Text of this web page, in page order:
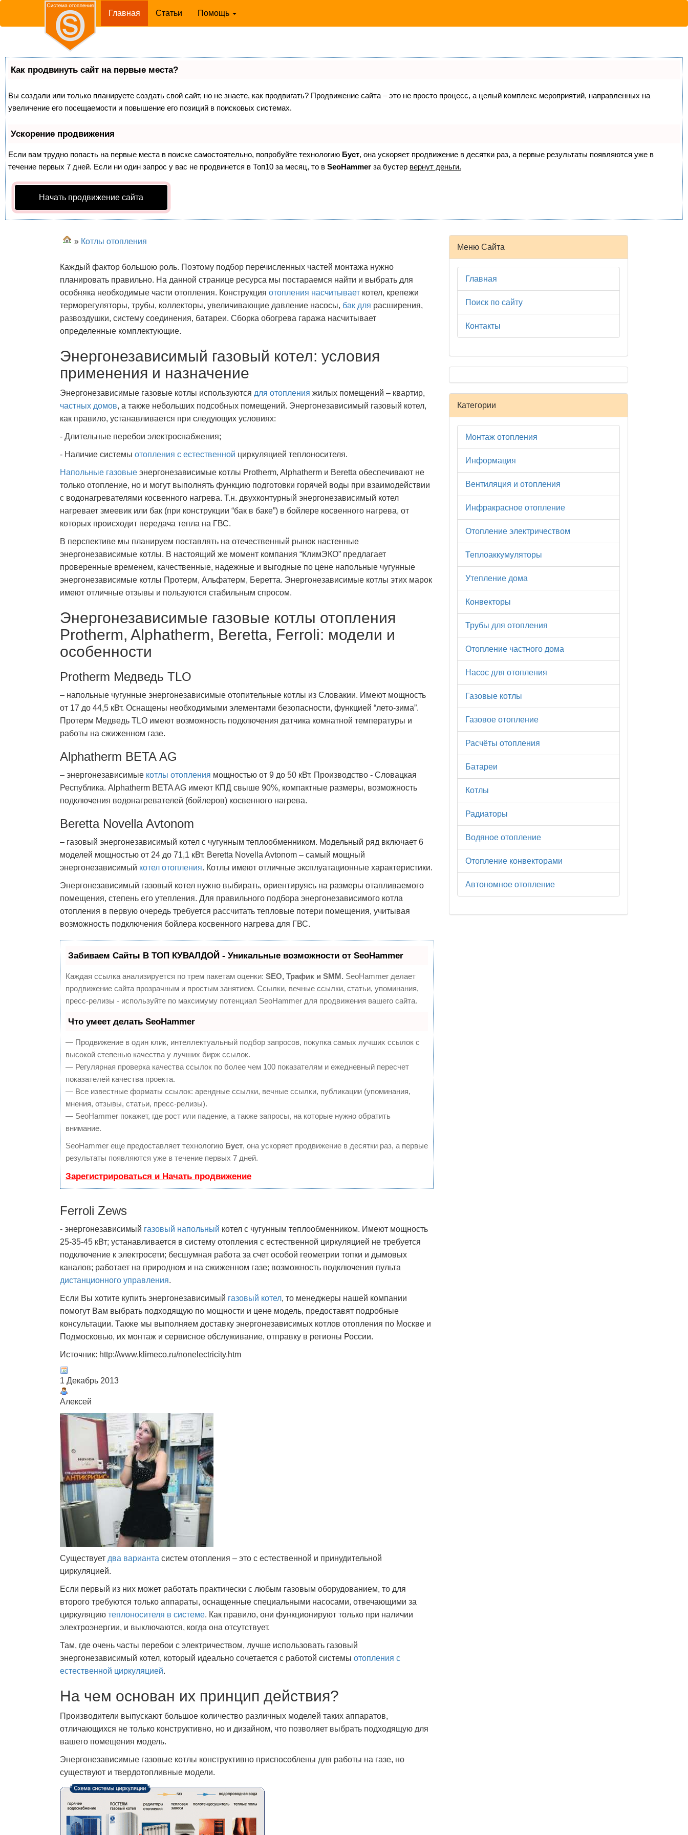
Главная (current)
Статьи Помощь
Как продвинуть сайт на первые места?
Вы создали или только планируете создать свой сайт, но не знаете, как продвигать? Продвижение сайта – это не просто процесс, а целый комплекс мероприятий, направленных на
увеличение его посещаемости и повышение его позиций в поисковых системах.
Ускорение продвижения
Если вам трудно попасть на первые места в поиске самостоятельно, попробуйте технологию Буст, она ускоряет продвижение в десятки раз, а первые результаты появляются уже в
течение первых 7 дней. Если ни один запрос у вас не продвинется в Топ10 за месяц, то в SeoHammer за бустер вернут деньги.
Начать продвижение сайта
» Котлы отопления
Каждый фактор большою роль. Поэтому подбор перечисленных частей монтажа нужно
планировать правильно. На данной странице ресурса мы постараемся найти и выбрать для
особняка необходимые части отопления. Конструкция отопления насчитывает котел, крепежи
терморегуляторы, трубы, коллекторы, увеличивающие давление насосы, бак для расширения,
развоздушки, систему соединения, батареи. Сборка обогрева гаража насчитывает
определенные комплектующие.
Энергонезависимый газовый котел: условия
применения и назначение
Энергонезависимые газовые котлы используются для отопления жилых помещений – квартир,
частных домов, а также небольших подсобных помещений. Энергонезависимый газовый котел,
как правило, устанавливается при следующих условиях:
- Длительные перебои электроснабжения;
- Наличие системы отопления с естественной циркуляцией теплоносителя.
Напольные газовые энергонезависимые котлы Protherm, Alphatherm и Beretta обеспечивают не
только отопление, но и могут выполнять функцию подготовки горячей воды при взаимодействии
с водонагревателями косвенного нагрева. Т.н. двухконтурный энергонезависимый котел
нагревает змеевик или бак (при конструкции “бак в баке”) в бойлере косвенного нагрева, от
которых происходит передача тепла на ГВС.
В перспективе мы планируем поставлять на отечественный рынок настенные
энергонезависимые котлы. В настоящий же момент компания “КлимЭКО” предлагает
проверенные временем, качественные, надежные и выгодные по цене напольные чугунные
энергонезависимые котлы Протерм, Альфатерм, Беретта. Энергонезависимые котлы этих марок
имеют отличные отзывы и пользуются стабильным спросом.
Энергонезависимые газовые котлы отопления
Protherm, Alphatherm, Beretta, Ferroli: модели и
особенности
Protherm Медведь TLO
– напольные чугунные энергонезависимые отопительные котлы из Словакии. Имеют мощность
от 17 до 44,5 кВт. Оснащены необходимыми элементами безопасности, функцией “лето-зима”.
Протерм Медведь TLO имеют возможность подключения датчика комнатной температуры и
работы на сжиженном газе.
Alphatherm BETA AG
– энергонезависимые котлы отопления мощностью от 9 до 50 кВт. Производство - Словацкая
Республика. Alphatherm BETA AG имеют КПД свыше 90%, компактные размеры, возможность
подключения водонагревателей (бойлеров) косвенного нагрева.
Beretta Novella Avtonom
– газовый энергонезависимый котел с чугунным теплообменником. Модельный ряд включает 6
моделей мощностью от 24 до 71,1 кВт. Beretta Novella Avtonom – самый мощный
энергонезависимый котел отопления. Котлы имеют отличные эксплуатационные характеристики.
Энергонезависимый газовый котел нужно выбирать, ориентируясь на размеры отапливаемого
помещения, степень его утепления. Для правильного подбора энергонезависимого котла
отопления в первую очередь требуется рассчитать тепловые потери помещения, учитывая
возможность подключения бойлера косвенного нагрева для ГВС.
Забиваем Сайты В ТОП КУВАЛДОЙ - Уникальные возможности от SeoHammer
Каждая ссылка анализируется по трем пакетам оценки: SEO, Трафик и SMM. SeoHammer делает
продвижение сайта прозрачным и простым занятием. Ссылки, вечные ссылки, статьи, упоминания,
пресс-релизы - используйте по максимуму потенциал SeoHammer для продвижения вашего сайта.
Что умеет делать SeoHammer
— Продвижение в один клик, интеллектуальный подбор запросов, покупка самых лучших ссылок с
высокой степенью качества у лучших бирж ссылок.
— Регулярная проверка качества ссылок по более чем 100 показателям и ежедневный пересчет
показателей качества проекта.
— Все известные форматы ссылок: арендные ссылки, вечные ссылки, публикации (упоминания,
мнения, отзывы, статьи, пресс-релизы).
— SeoHammer покажет, где рост или падение, а также запросы, на которые нужно обратить
внимание.
SeoHammer еще предоставляет технологию Буст, она ускоряет продвижение в десятки раз, а первые
результаты появляются уже в течение первых 7 дней.
Зарегистрироваться и Начать продвижение
Ferroli Zews
- энергонезависимый газовый напольный котел с чугунным теплообменником. Имеют мощность
25-35-45 кВт; устанавливается в систему отопления с естественной циркуляцией не требуется
подключение к электросети; бесшумная работа за счет особой геометрии топки и дымовых
каналов; работает на природном и на сжиженном газе; возможность подключения пульта
дистанционного управления.
Если Вы хотите купить энергонезависимый газовый котел, то менеджеры нашей компании
помогут Вам выбрать подходящую по мощности и цене модель, предоставят подробные
консультации. Также мы выполняем доставку энергонезависимых котлов отопления по Москве и
Подмосковью, их монтаж и сервисное обслуживание, отправку в регионы России.
Источник: http://www.klimeco.ru/nonelectricity.htm
1 Декабрь 2013
Алексей
Существует два варианта систем отопления – это с естественной и принудительной
циркуляцией.
Если первый из них может работать практически с любым газовым оборудованием, то для
второго требуются только аппараты, оснащенные специальными насосами, отвечающими за
циркуляцию теплоносителя в системе. Как правило, они функционируют только при наличии
электроэнергии, и выключаются, когда она отсутствует.
Там, где очень часты перебои с электричеством, лучше использовать газовый
энергонезависимый котел, который идеально сочетается с работой системы отопления с
естественной циркуляцией.
На чем основан их принцип действия?
Производители выпускают большое количество различных моделей таких аппаратов,
отличающихся не только конструктивно, но и дизайном, что позволяет выбрать подходящую для
вашего помещения модель.
Энергонезависимые газовые котлы конструктивно приспособлены для работы на газе, но
существуют и твердотопливные модели.
Меню Сайта
Главная
Поиск по сайту
Контакты
Категории
Монтаж отопления
Информация
Вентиляция и отопления
Инфракрасное отопление
Отопление электричеством
Теплоаккумуляторы
Утепление дома
Конвекторы
Трубы для отопления
Отопление частного дома
Насос для отопления
Газовые котлы
Газовое отопление
Расчёты отопления
Батареи
Котлы
Радиаторы
Водяное отопление
Отопление конвекторами
Автономное отопление